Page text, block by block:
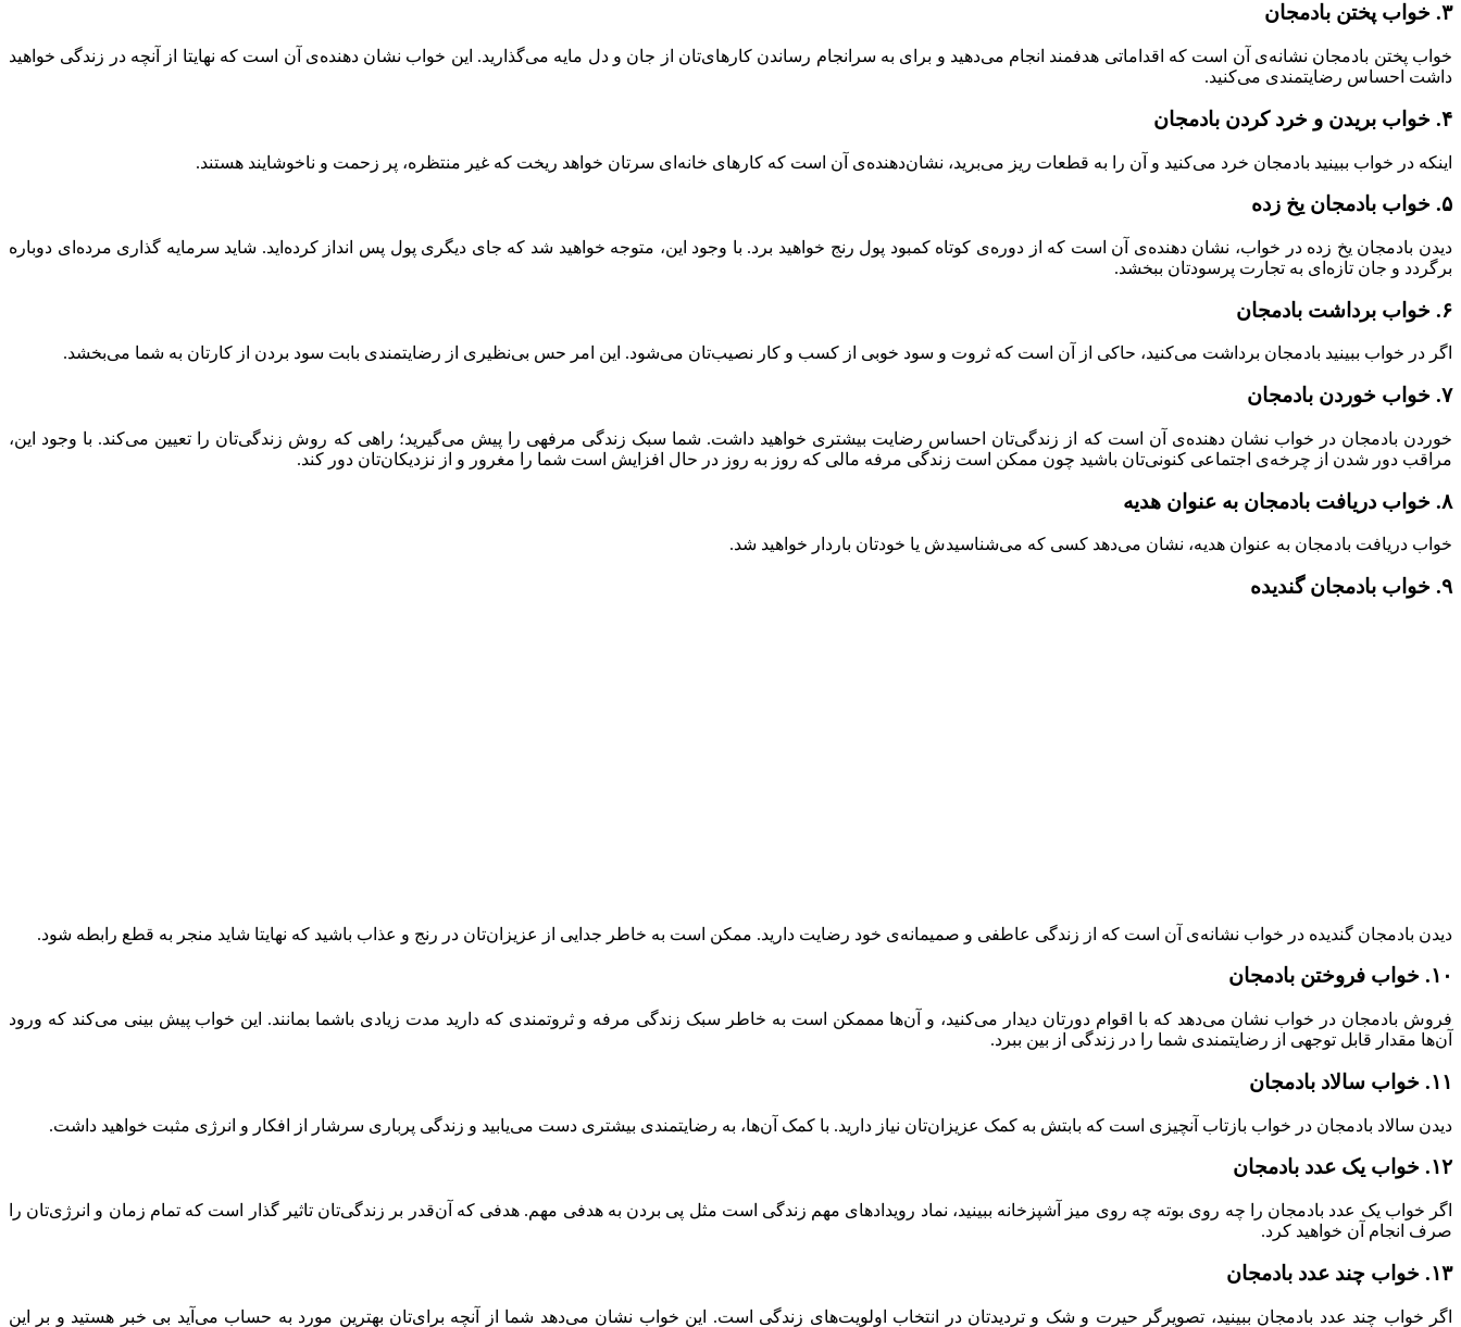
۳. خواب پختن بادمجان
خواب پختن بادمجان نشانه‌ی آن است که اقداماتی هدفمند انجام می‌دهید و برای به سرانجام رساندن کارهای‌تان از جان و دل مایه می‌گذارید. این خواب نشان دهنده‌ی آن است که نهایتا از آنچه در زندگی‌ خواهید
داشت احساس رضایتمندی می‌کنید.
۴. خواب بریدن و خرد کردن بادمجان
اینکه در خواب ببینید بادمجان خرد می‌کنید و آن را به قطعات ریز می‌برید، نشان‌دهنده‌ی آن است که کارهای خانه‌ای سرتان خواهد ریخت که غیر منتظره، پر زحمت و ناخوشایند هستند.
۵. خواب بادمجان یخ زده
دیدن بادمجان یخ زده در خواب، نشان دهنده‌ی آن است که از دوره‌ی کوتاه کمبود پول رنج خواهید برد. با وجود این، متوجه خواهید شد که جای دیگری پول پس انداز کرده‌اید. شاید سرمایه‌ گذاری مرده‌ای دوباره
برگردد و جان تازه‌ای به تجارت پرسودتان ببخشد.
۶. خواب برداشت بادمجان
اگر در خواب ببینید بادمجان برداشت می‌کنید، حاکی از آن است که ثروت و سود خوبی از کسب و کار نصیب‌تان می‌شود. این امر حس بی‌نظیری از رضایتمندی بابت سود بردن از کارتان به شما می‌بخشد.
۷. خواب خوردن بادمجان
خوردن بادمجان در خواب نشان دهنده‌ی آن است که از زندگی‌تان احساس رضایت بیشتری خواهید داشت. شما سبک زندگی مرفهی را پیش می‌گیرید؛ راهی که روش زندگی‌تان را تعیین می‌کند. با وجود این،
مراقب دور شدن از چرخه‌ی اجتماعی کنونی‌تان باشید چون ممکن است زندگی مرفه مالی که روز به روز در حال افزایش است شما را مغرور و از نزدیکان‌تان دور کند.
۸. خواب دریافت بادمجان به عنوان هدیه
خواب دریافت بادمجان به عنوان هدیه، نشان می‌دهد کسی که می‌شناسیدش یا خودتان باردار خواهید شد.
۹. خواب بادمجان گندیده
دیدن بادمجان گندیده در خواب نشانه‌ی آن است که از زندگی عاطفی و صمیمانه‌ی خود رضایت دارید. ممکن است به خاطر جدایی از عزیزان‌تان در رنج و عذاب باشید که نهایتا شاید منجر به قطع رابطه شود.
۱۰. خواب فروختن بادمجان
فروش بادمجان در خواب نشان می‌دهد که با اقوام دورتان دیدار می‌کنید، و آن‌ها مممکن است به خاطر سبک زندگی مرفه و ثروتمندی که دارید مدت زیادی باشما بمانند. این خواب پیش بینی می‌کند که ورود
آن‌ها مقدار قابل توجهی از رضایتمندی شما را در زندگی از بین ببرد.
۱۱. خواب سالاد بادمجان
دیدن سالاد بادمجان در خواب بازتاب آنچیزی است که بابتش به کمک عزیزان‌تان نیاز دارید. با کمک آن‌ها، به رضایتمندی بیشتری دست می‌یابید و زندگی پرباری سرشار از افکار و انرژی مثبت خواهید داشت.
۱۲. خواب یک عدد بادمجان
اگر خواب یک عدد بادمجان را چه روی بوته چه روی میز آشپزخانه ببینید، نماد رویدادهای مهم زندگی است مثل پی بردن به هدفی مهم. هدفی که آن‌قدر بر زندگی‌تان تاثیر گذار است که تمام زمان و انرژی‌تان را
صرف انجام آن‌ خواهید کرد.
۱۳. خواب چند عدد بادمجان
اگر خواب چند عدد بادمجان ببینید، تصویرگر حیرت و شک و تردیدتان در انتخاب اولویت‌های زندگی است. این خواب نشان می‌دهد شما از آنچه برای‌تان بهترین مورد به حساب می‌آید بی خبر هستید و بر این